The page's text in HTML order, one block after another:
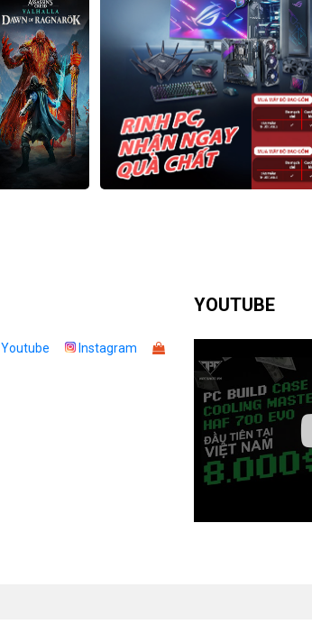
Youtube
Instagram
YOUTUBE